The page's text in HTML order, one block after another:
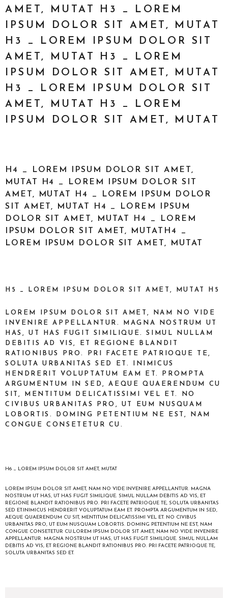
AMET, MUTAT H3 _ LOREM
IPSUM DOLOR SIT AMET, MUTAT
H3 _ LOREM IPSUM DOLOR SIT
AMET, MUTAT H3 _ LOREM
IPSUM DOLOR SIT AMET, MUTAT
H3 _ LOREM IPSUM DOLOR SIT
AMET, MUTAT H3 _ LOREM
IPSUM DOLOR SIT AMET, MUTAT
H4 _ LOREM IPSUM DOLOR SIT AMET,
MUTAT H4 _ LOREM IPSUM DOLOR SIT
AMET, MUTAT H4 _ LOREM IPSUM DOLOR
SIT AMET, MUTAT H4 _ LOREM IPSUM
DOLOR SIT AMET, MUTAT H4 _ LOREM
IPSUM DOLOR SIT AMET, MUTATH4 _
LOREM IPSUM DOLOR SIT AMET, MUTAT
H5 _ LOREM IPSUM DOLOR SIT AMET, MUTAT H5
LOREM IPSUM DOLOR SIT AMET, NAM NO VIDE
INVENIRE APPELLANTUR. MAGNA NOSTRUM UT
HAS, UT HAS FUGIT SIMILIQUE. SIMUL NULLAM
DEBITIS AD VIS, ET REGIONE BLANDIT
RATIONIBUS PRO. PRI FACETE PATRIOQUE TE,
SOLUTA URBANITAS SED ET. INIMICUS
HENDRERIT VOLUPTATUM EAM ET. PROMPTA
ARGUMENTUM IN SED, AEQUE QUAERENDUM CU
SIT, MENTITUM DELICATISSIMI VEL ET. NO
CIVIBUS URBANITAS PRO, UT EUM NUSQUAM
LOBORTIS. DOMING PETENTIUM NE EST, NAM
CONGUE CONSETETUR CU.
H6 _ LOREM IPSUM DOLOR SIT AMET, MUTAT
LOREM IPSUM DOLOR SIT AMET, NAM NO VIDE INVENIRE APPELLANTUR. MAGNA
NOSTRUM UT HAS, UT HAS FUGIT SIMILIQUE. SIMUL NULLAM DEBITIS AD VIS, ET
REGIONE BLANDIT RATIONIBUS PRO. PRI FACETE PATRIOQUE TE, SOLUTA URBANITAS
SED ET.INIMICUS HENDRERIT VOLUPTATUM EAM ET. PROMPTA ARGUMENTUM IN SED,
AEQUE QUAERENDUM CU SIT, MENTITUM DELICATISSIMI VEL ET. NO CIVIBUS
URBANITAS PRO, UT EUM NUSQUAM LOBORTIS. DOMING PETENTIUM NE EST, NAM
CONGUE CONSETETUR CU.LOREM IPSUM DOLOR SIT AMET, NAM NO VIDE INVENIRE
APPELLANTUR. MAGNA NOSTRUM UT HAS, UT HAS FUGIT SIMILIQUE. SIMUL NULLAM
DEBITIS AD VIS, ET REGIONE BLANDIT RATIONIBUS PRO. PRI FACETE PATRIOQUE TE,
SOLUTA URBANITAS SED ET.